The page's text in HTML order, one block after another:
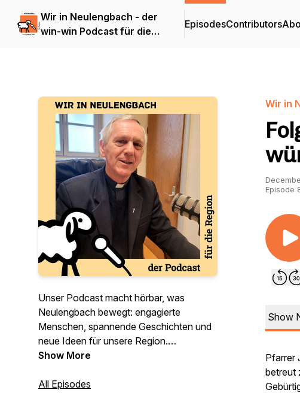
Wir in Neulengbach - der
win-win Podcast für die
EpisodesContributors
Unser Podcast macht hörbar, was
Neulengbach bewegt: engagierte
Menschen, spannende Geschichten und
neue Ideen für unsere Region.
Wir gehen ins dritte Podcastjahr und
Themenschwerpunkte überlegt. Wie
Show More
All Episodes
Wir in
Episode
Show
Pfarrer
betreut